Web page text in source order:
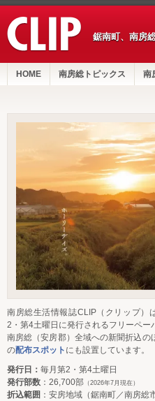
鋸南町、南房
HOME 南房総トピックス 南
南房総生活情報誌CLIP（クリップ）
2・第4土曜日に発行されるフリーペー
南房総（安房郡）全域への新聞折込の
の配布スポット にも設置しています。
発行日： 毎月第2・第4土曜日
発行部数 ：26,700部 （2026年7月現在）
折込範囲 ：安房地域（鋸南町／南房総